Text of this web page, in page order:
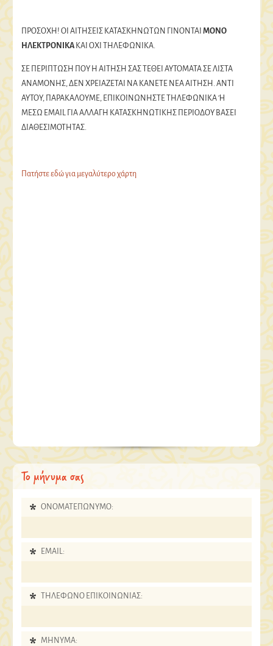
ΠΡΟΣΟΧΗ! OI ΑΙΤΗΣΕΙΣ ΚΑΤΑΣΚΗΝΩΤΩΝ ΓΙΝΟΝΤΑΙ ΜΟΝΟ
ΗΛΕΚΤΡΟΝΙΚΑ ΚΑΙ ΟΧΙ ΤΗΛΕΦΩΝΙΚΑ.
ΣΕ ΠΕΡΙΠΤΩΣΗ ΠΟΥ Η ΑΙΤΗΣΗ ΣΑΣ ΤΕΘΕΙ ΑΥΤΟΜΑΤΑ ΣΕ ΛΙΣΤΑ
ΑΝΑΜΟΝΗΣ, ΔΕΝ ΧΡΕΙΑΖΕΤΑΙ ΝΑ ΚΑΝΕΤΕ ΝΕΑ ΑΙΤΗΣΗ. ΑΝΤΙ
ΑΥΤΟΥ, ΠΑΡΑΚΑΛΟΥΜΕ, ΕΠΙΚΟΙΝΩΝΗΣΤΕ ΤΗΛΕΦΩΝΙΚΑ Ή
ΜΕΣΩ EMAIL ΓΙΑ ΑΛΛΑΓΗ ΚΑΤΑΣΚΗΝΩΤΙΚΗΣ ΠΕΡΙΟΔΟΥ ΒΑΣΕΙ
ΔΙΑΘΕΣΙΜΟΤΗΤΑΣ.
Πατήστε εδώ για μεγαλύτερο χάρτη
Το μήνυμα σας
ΟΝΟΜΑΤΕΠΩΝΥΜΟ:
EMAIL:
ΤΗΛΕΦΩΝΟ ΕΠΙΚΟΙΝΩΝΙΑΣ:
ΜΗΝΥΜΑ: